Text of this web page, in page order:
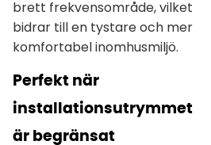
brett frekvensområde, vilket
bidrar till en tystare och mer
komfortabel inomhusmiljö.
Perfekt när
installationsutrymmet
är begränsat